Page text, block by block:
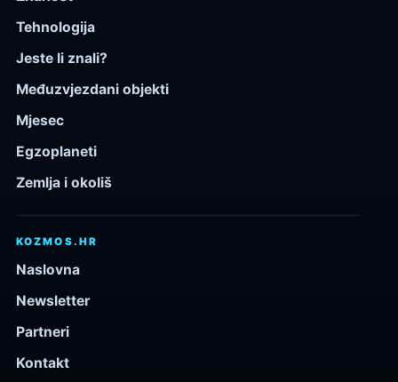
Tehnologija
Jeste li znali?
Međuzvjezdani objekti
Mjesec
Egzoplaneti
Zemlja i okoliš
KOZMOS.HR
Naslovna
Newsletter
Partneri
Kontakt